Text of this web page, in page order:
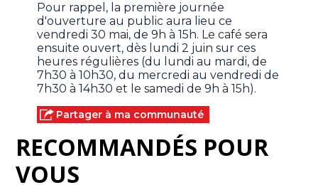
Pour rappel, la première journée
d'ouverture au public aura lieu ce
vendredi 30 mai, de 9h à 15h. Le café sera
ensuite ouvert, dès lundi 2 juin sur ces
heures régulières (du lundi au mardi, de
7h30 à 10h30, du mercredi au vendredi de
7h30 à 14h30 et le samedi de 9h à 15h).
Partager à ma communauté
RECOMMANDÉS POUR
VOUS